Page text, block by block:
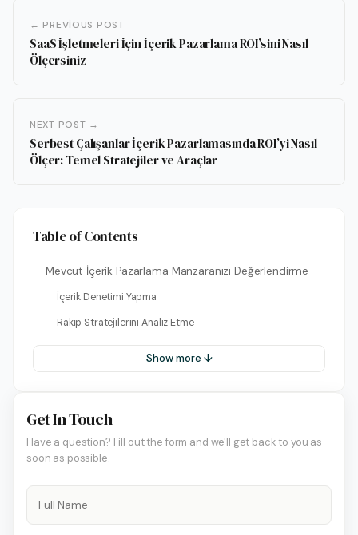
← PREVIOUS POST
SaaS İşletmeleri İçin İçerik Pazarlama ROI’sini Nasıl
Ölçersiniz
NEXT POST →
Serbest Çalışanlar İçerik Pazarlamasında ROI’yi Nasıl
Ölçer: Temel Stratejiler ve Araçlar
Table of Contents
Mevcut İçerik Pazarlama Manzaranızı Değerlendirme
İçerik Denetimi Yapma
Rakip Stratejilerini Analiz Etme
Show more ↓
Get In Touch
Have a question? Fill out the form and we'll get back to you as
soon as possible.